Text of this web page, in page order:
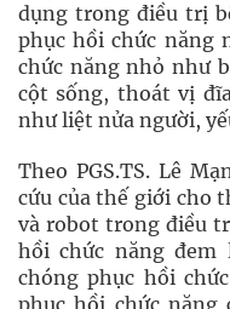
dụng trong điều trị
phục hồi chức năng
chức năng nhỏ như
cột sống, thoát vị
như liệt nửa người,
Theo PGS.TS. Lê
cứu của thế giới cho
và robot trong điều
hồi chức năng đem
chóng phục hồi
phục hồi chức